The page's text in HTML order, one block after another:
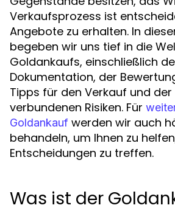
Verkaufsprozess ist
Angebote zu erhalten. In
begeben wir uns tief in die
Goldankaufs, einschließlich
Dokumentation, der
Tipps für den Verkauf und
verbundenen Risiken. Für
Goldankauf werden wir auch
behandeln, um Ihnen zu
Entscheidungen zu treffen.
Was ist der